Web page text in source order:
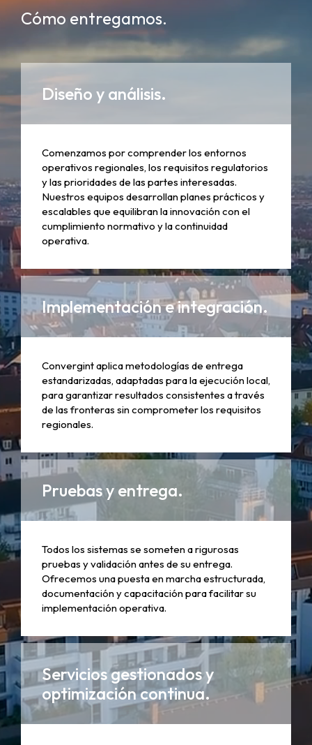
Cómo entregamos.
Diseño y análisis.
Comenzamos por comprender los entornos
operativos regionales, los requisitos regulatorios
y las prioridades de las partes interesadas.
Nuestros equipos desarrollan planes prácticos y
escalables que equilibran la innovación con el
cumplimiento normativo y la continuidad
operativa.
Implementación e integración.
Convergint aplica metodologías de entrega
estandarizadas, adaptadas para la ejecución local,
para garantizar resultados consistentes a través
de las fronteras sin comprometer los requisitos
regionales.
Pruebas y entrega.
Todos los sistemas se someten a rigurosas
pruebas y validación antes de su entrega.
Ofrecemos una puesta en marcha estructurada,
documentación y capacitación para facilitar su
implementación operativa.
Servicios gestionados y
optimización continua.